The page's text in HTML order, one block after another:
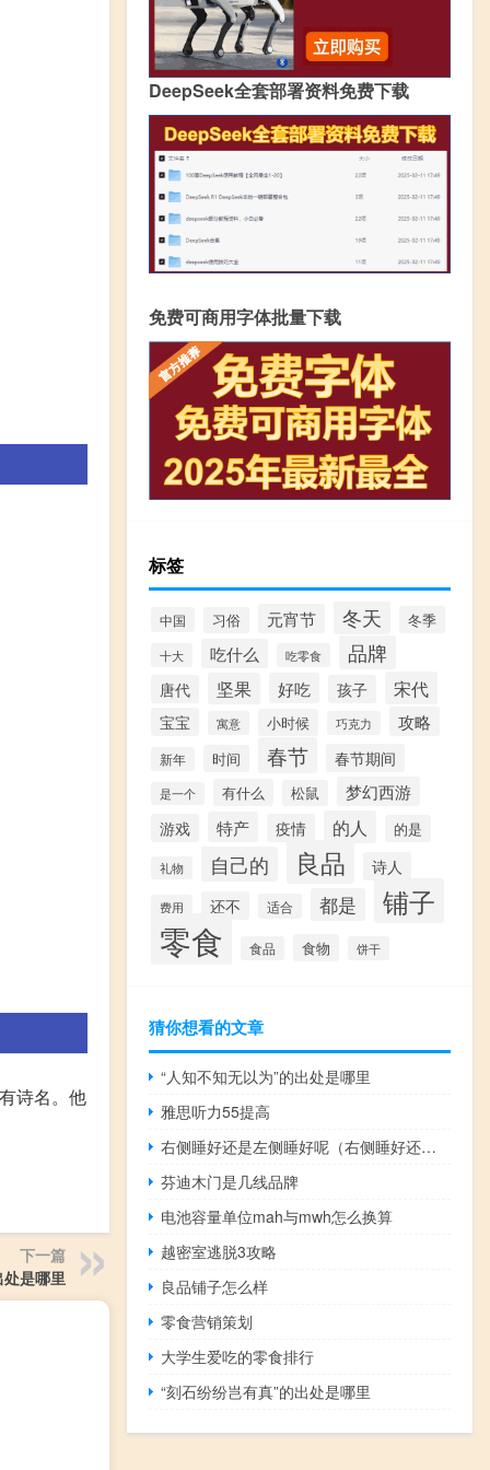
诗名。他
下一篇
处是哪里
DeepSeek全套部署资料免费下载
免费可商用字体批量下载
标签
中国 习俗 元宵节 冬天 冬季
十大 吃什么 吃零食 品牌
唐代 坚果 好吃 孩子 宋代
宝宝 寓意 小时候 巧克力 攻略
新年 时间 春节 春节期间
是一个 有什么 松鼠 梦幻西游
游戏 特产 疫情 的人 的是
礼物 自己的 良品 诗人
费用 还不 适合 都是 铺子
零食 食品 食物 饼干
猜你想看的文章
“人知不知无以为”的出处是哪里
雅思听力55提高
右侧睡好还是左侧睡好呢（右侧睡好还是左侧睡好）
芬迪木门是几线品牌
电池容量单位mah与mwh怎么换算
越密室逃脱3攻略
良品铺子怎么样
零食营销策划
大学生爱吃的零食排行
“刻石纷纷岂有真”的出处是哪里